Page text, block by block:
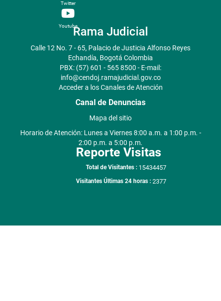
Twitter
YoutubeRama Judicial
Calle 12 No. 7 - 65, Palacio de Justicia Alfonso Reyes
Echandía, Bogotá Colombia
PBX: (57) 601 - 565 8500 - E-mail:
info@cendoj.ramajudicial.gov.co
Acceder a los Canales de Atención
Canal de Denuncias
Mapa del sitio
Horario de Atención: Lunes a Viernes 8:00 a.m. a 1:00 p.m. -
2:00 p.m. a 5:00 p.m.
Reporte Visitas
Total de Visitantes : 15434457
Visitantes Últimas 24 horas : 2377